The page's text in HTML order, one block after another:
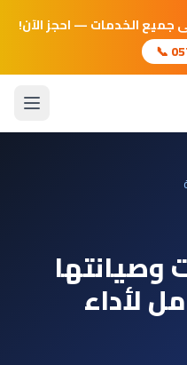
جميع الخدمات — احجز الآن!
📞
لأداء